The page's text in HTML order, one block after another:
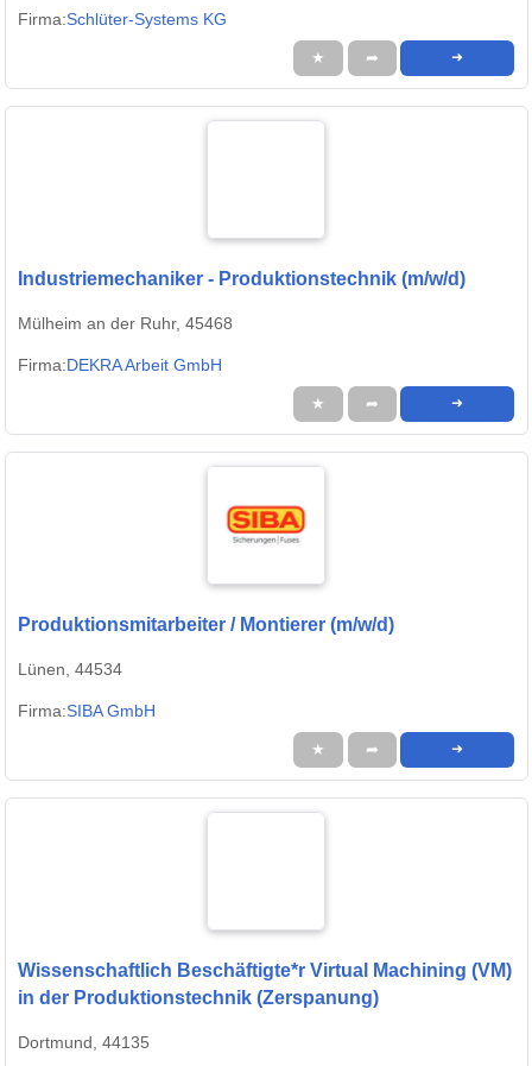
Firma:Schlüter-Systems KG
★ ➦ ➜
Industriemechaniker - Produktionstechnik (m/w/d)
Mülheim an der Ruhr, 45468
Firma:DEKRA Arbeit GmbH
★ ➦ ➜
Produktionsmitarbeiter / Montierer (m/w/d)
Lünen, 44534
Firma:SIBA GmbH
★ ➦ ➜
Wissenschaftlich Beschäftigte*r Virtual Machining (VM)
in der Produktionstechnik (Zerspanung)
Dortmund, 44135